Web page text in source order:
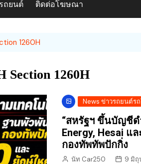
ถยนต์ ติดต่อโฆษณา
1260H
Section 1260H
News ข่าวรถยนต์ร
“สหรัฐฯ ขึ้นบัญชีดำ
Energy, Hesai แ
กองทัพทัพปักกิ่ง
นัท Car250 9 มิถุ